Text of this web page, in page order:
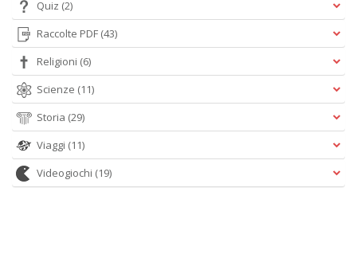
Quiz (2)
Raccolte PDF (43)
Religioni (6)
Scienze (11)
Storia (29)
Viaggi (11)
Videogiochi (19)